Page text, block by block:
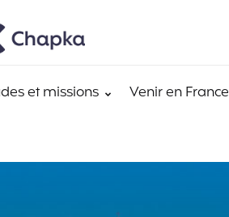
et missions Venir en France